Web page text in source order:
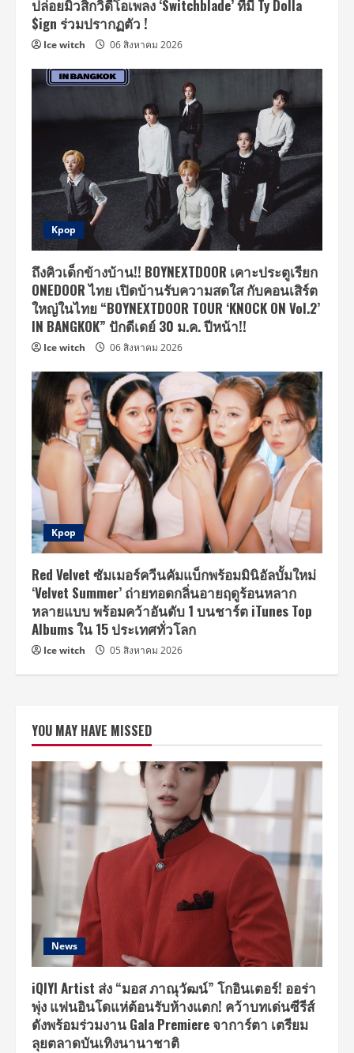
ปล่อยมิวสิกวิดีโอเพลง ‘Switchblade’ ที่มี Ty Dolla
$ign ร่วมปรากฏตัว !
Ice witch 06 สิงหาคม 2026
Kpop
ถึงคิวเด็กข้างบ้าน!! BOYNEXTDOOR เคาะประตูเรียก
ONEDOOR ไทย เปิดบ้านรับความสดใส กับคอนเสิร์ต
ใหญ่ในไทย “BOYNEXTDOOR TOUR ‘KNOCK ON Vol.2’
IN BANGKOK” ปักดีเดย์ 30 ม.ค. ปีหน้า!!
Ice witch 06 สิงหาคม 2026
Kpop
Red Velvet ซัมเมอร์ควีนคัมแบ็กพร้อมมินิอัลบั้มใหม่
‘Velvet Summer’ ถ่ายทอดกลิ่นอายฤดูร้อนหลาก
หลายแบบ พร้อมคว้าอันดับ 1 บนชาร์ต iTunes Top
Albums ใน 15 ประเทศทั่วโลก
Ice witch 05 สิงหาคม 2026
YOU MAY HAVE MISSED
News
iQIYI Artist ส่ง “มอส ภาณุวัฒน์” โกอินเตอร์! ออร่า
พุ่ง แฟนอินโดแห่ต้อนรับห้างแตก! คว้าบทเด่นซีรีส์
ดังพร้อมร่วมงาน Gala Premiere จาการ์ตา เตรียม
ลุยตลาดบันเทิงนานาชาติ